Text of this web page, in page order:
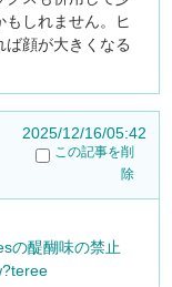
もしれません。ヒ
ば顔が大きくなる
2025/12/16/05:42
この記事を削
除
の醍醐味の禁止